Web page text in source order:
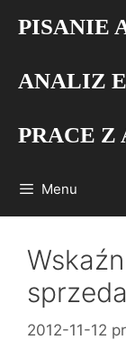
PISANIE
ANALIZ
PRACE
Menu
2012-11-12